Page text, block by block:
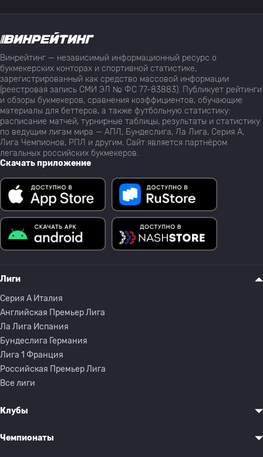
Винрейтинг — независимый информационный ресурс о
букмекерских конторах и спортивной статистике,
зарегистрированный как средство массовой информации
(реестровая запись СМИ ЭЛ № ФС 77-83883). Публикует рейтинги
и обзоры букмекеров, сравнения коэффициентов, обучающие
материалы для беттеров, а также футбольную статистику:
расписание матчей, турнирные таблицы, результаты и статистику
по ведущим лигам мира — АПЛ, Бундеслига, Ла Лига, Серия А,
Лига Чемпионов, РПЛ и другим. Сайт является партнёром
легальных российских букмекеров.
Скачать приложение
Лиги
Серия A Италия
Английская Премьер Лига
Ла Лига Испания
Бундеслига Германия
Лига 1 Франция
Российская Премьер Лига
Все лиги
Клубы
Чемпионаты